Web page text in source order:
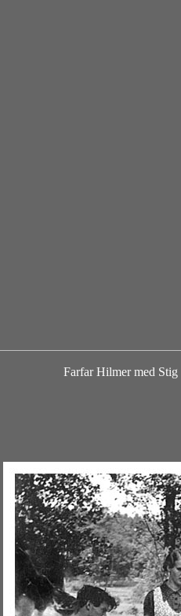
Farfar Hilmer med